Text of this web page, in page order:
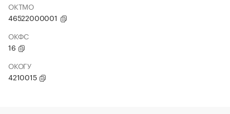
ОКТМО
46522000001
ОКФС
16
ОКОГУ
4210015